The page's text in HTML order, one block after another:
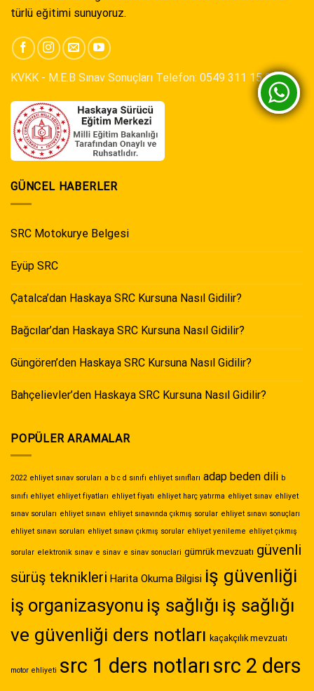
türlü eğitimi sunuyoruz.
KVKK - M.E.B Sınav Sonuçları Telefon: 0549 311 15 00
GÜNCEL HABERLER
SRC Motokurye Belgesi
Eyüp SRC
Çatalca’dan Haskaya SRC Kursuna Nasıl Gidilir?
Bağcılar’dan Haskaya SRC Kursuna Nasıl Gidilir?
Güngören’den Haskaya SRC Kursuna Nasıl Gidilir?
Bahçelievler’den Haskaya SRC Kursuna Nasıl Gidilir?
POPÜLER ARAMALAR
2022 ehliyet sınav soruları a b c d sınıfı ehliyet sınıfları adap beden dili b
sınıfı ehliyet ehliyet fiyatları ehliyet fiyatı ehliyet harç yatırma ehliyet sınav ehliyet
sınav soruları ehliyet sınavı ehliyet sınavında çıkmış sorular ehliyet sınavı sonuçları
ehliyet sınavı soruları ehliyet sınavı çıkmış sorular ehliyet yenileme ehliyet çıkmış
sorular elektronik sınav e sinav e sinav sonuclari gümrük mevzuatı güvenli
sürüş teknikleri Harita Okuma Bilgisi iş güvenliği
iş organizasyonu iş sağlığı iş sağlığı
ve güvenliği ders notları kaçakçılık mevzuatı
motor ehliyeti src 1 ders notları src 2 ders